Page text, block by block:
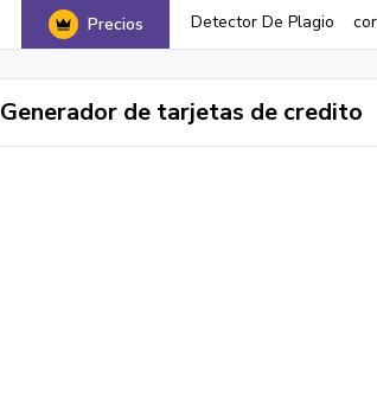
Precios Detector De Plagio
Generador de tarjetas de credito